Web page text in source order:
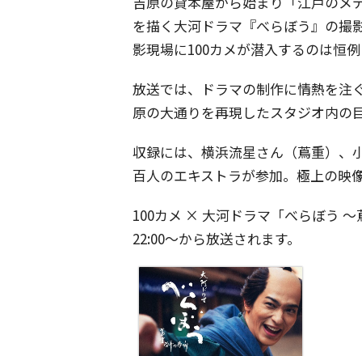
を描く大河ドラマ『べらぼう』の撮
影現場に100カメが潜入するのは恒
放送では、ドラマの制作に情熱を注
原の大通りを再現したスタジオ内の
収録には、横浜流星さん（蔦重）、
百人のエキストラが参加。極上の映
100カメ × 大河ドラマ「べらぼう
22:00～から放送されます。